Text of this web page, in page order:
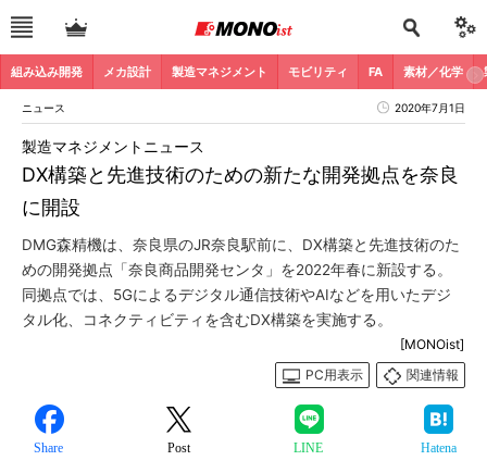
組み込み開発 メカ設計 製造マネジメント モビリティ FA 素材／化学
ニュース 2020年7月1日
DX構築と先進技術のための新たな開発拠点を奈良
に開設
製造マネジメントニュース
DMG森精機は、奈良県のJR奈良駅前に、DX構築と先進技術のた
めの開発拠点「奈良商品開発センタ」を2022年春に新設する。
同拠点では、5Gによるデジタル通信技術やAIなどを用いたデジ
タル化、コネクティビティを含むDX構築を実施する。
[MONOist]
PC用表示
関連情報
Share Post LINE Hatena